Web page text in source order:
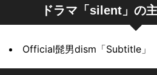
ドラマ「silent」の
Official髭男dism「Subtitle」